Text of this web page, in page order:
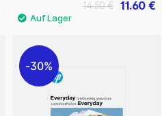
11.60 €
14.50 €
30%